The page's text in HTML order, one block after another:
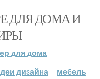
ДЛЯ ДОМА И
для дома
дизайна мебель